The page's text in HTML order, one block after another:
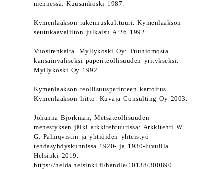
mennessä. Kuusankoski 1987.
Kymenlaakson rakennuskulttuuri. Kymenlaakson
seutukaavaliiton julkaisu A:26 1992.
Vuosirenkaita. Myllykoski Oy: Puuhiomosta
kansainväliseksi paperiteollisuuden yritykseksi.
Myllykoski Oy 1992.
Kymenlaakson teollisuusperinteen kartoitus.
Kymenlaakson liitto. Kuvaja Consulting Oy 2003.
Johanna Björkman, Metsäteollisuuden
menestyksen jälki arkkitehtuurissa: Arkkitehti W.
G. Palmqvistin ja yhtiöiden yhteistyö
tehdasyhdyskunnissa 1920- ja 1930-luvuilla.
Helsinki 2019.
https://helda.helsinki.fi/handle/10138/300890